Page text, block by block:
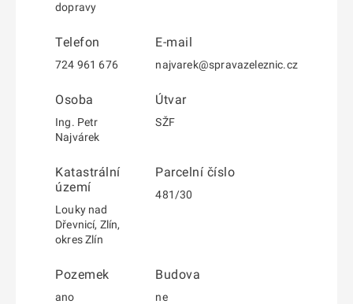
dopravy
Telefon
724 961 676
E-mail
najvarek@spravazeleznic.cz
Osoba
Ing. Petr
Najvárek
Útvar
SŽF
Katastrální
území
Louky nad
Dřevnicí, Zlín,
okres Zlín
Parcelní číslo
481/30
Pozemek
ano
Budova
ne